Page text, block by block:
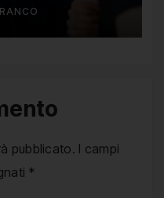
pubblicato. I campi
*